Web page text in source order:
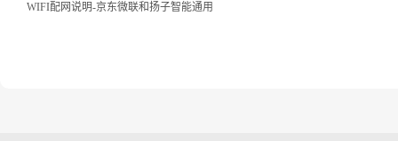
WIFI配网说明-京东微联和扬子智能通用